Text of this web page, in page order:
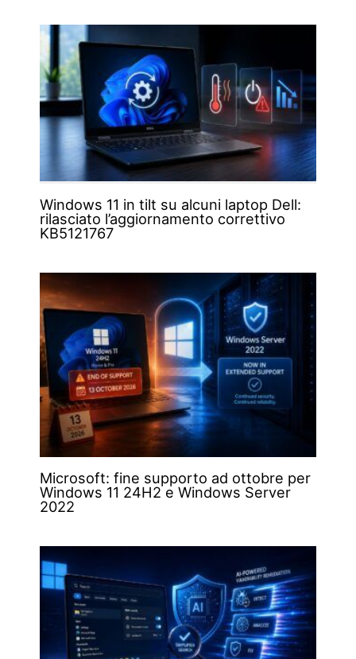
Windows 11 in tilt su alcuni laptop Dell:
rilasciato l’aggiornamento correttivo
KB5121767
Microsoft: fine supporto ad ottobre per
Windows 11 24H2 e Windows Server
2022